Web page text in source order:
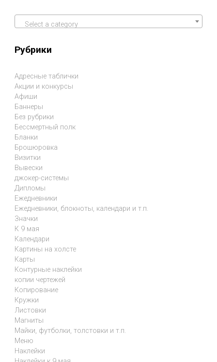
Select a category
Рубрики
Адресные таблички
Акции и конкурсы
Афиши
Баннеры
Без рубрики
Бессмертный полк
Бланки
Брошюровка
Визитки
Вывески
джокер-системы
Дипломы
Ежедневники
Ежедневники, блокноты, календари и т.п.
Значки
К 9 мая
Календари
Картины на холсте
Карты
Контурные наклейки
копии чертежей
Копирование
Кружки
Листовки
Магниты
Майки, футболки, толстовки и т.п.
Меню
Наклейки